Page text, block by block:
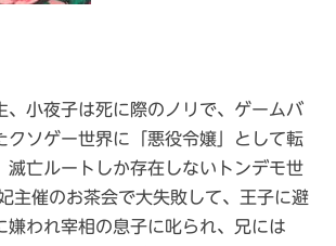
、小夜子は死に際のノリで、ゲームバ
クソゲー世界に「悪役令嬢」として転
滅亡ルートしか存在しないトンデモ世
主催のお茶会で大失敗して、王子に避
嫌われ宰相の息子に叱られ、兄には